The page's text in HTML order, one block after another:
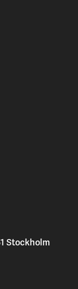
Stockholm